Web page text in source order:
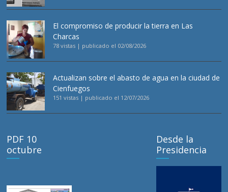
El compromiso de producir la tierra en Las
Charcas
78 vistas | publicado el 02/08/2026
Actualizan sobre el abasto de agua en la ciudad de
Cienfuegos
151 vistas | publicado el 12/07/2026
PDF 10
octubre
Desde la
Presidencia